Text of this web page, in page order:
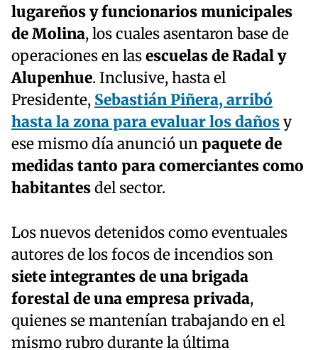
lugareños y funcionarios municipales
de Molina, los cuales asentaron base de
operaciones en lasescuelas de Radal y
Alupenhue. Inclusive, hasta el
Presidente, Sebastián Piñera, arribó
hasta la zona para evaluar los dañosy
ese mismo día anunció unpaquete de
medidas tanto para comerciantes como
habitantesdel sector.
Los nuevos detenidos como eventuales
autores de los focos de incendios son
siete integrantes de una brigada
forestal de una empresa privada,
quienes se mantenían trabajando en el
mismo rubro durante la última